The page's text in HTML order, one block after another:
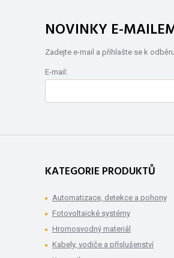
NOVINKY E-
Zadejte e-mail a přihlašte se k
E-mail:
KATEGORIE PRODUKTŮ
Automatizace, detekce a pohony
Fotovoltaické systémy
Hromosvodný materiál
Kabely, vodiče a příslušenství